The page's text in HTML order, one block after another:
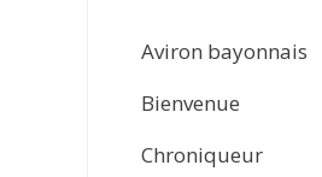
Aviron bayonnais
Bienvenue
Chroniqueur